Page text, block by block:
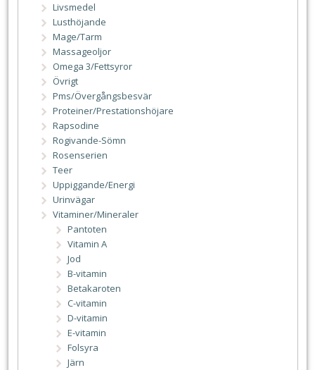
Livsmedel
Lusthöjande
Mage/Tarm
Massageoljor
Omega 3/Fettsyror
Övrigt
Pms/Övergångsbesvär
Proteiner/Prestationshöjare
Rapsodine
Rogivande-Sömn
Rosenserien
Teer
Uppiggande/Energi
Urinvägar
Vitaminer/Mineraler
Pantoten
Vitamin A
Jod
B-vitamin
Betakaroten
C-vitamin
D-vitamin
E-vitamin
Folsyra
Järn